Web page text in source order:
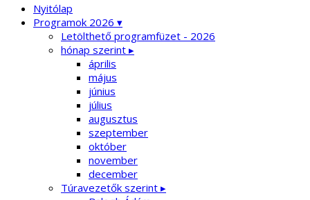
Nyitólap
Programok 2026 ▾
Letölthető programfüzet - 2026
hónap szerint ▸
április
május
június
július
augusztus
szeptember
október
november
december
Túravezetők szerint ▸